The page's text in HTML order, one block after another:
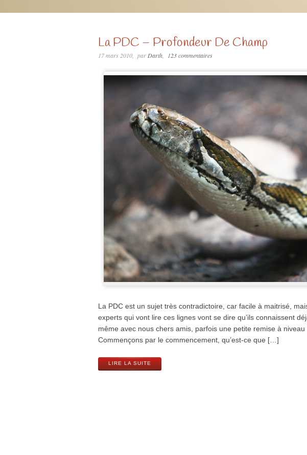
La PDC – Profondeur De Champ
17 mars 2010 par Darth 123 commentaires
La PDC est un sujet très contradictoire, car facile à maitrisé,
experts qui vont lire ces lignes vont se dire qu’ils connaissent
même avec nous chers amis, parfois une petite remise à niveau
Commençons par le commencement, qu’est-ce que […]
LIRE LA SUITE